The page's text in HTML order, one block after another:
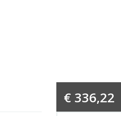
€ 336,22